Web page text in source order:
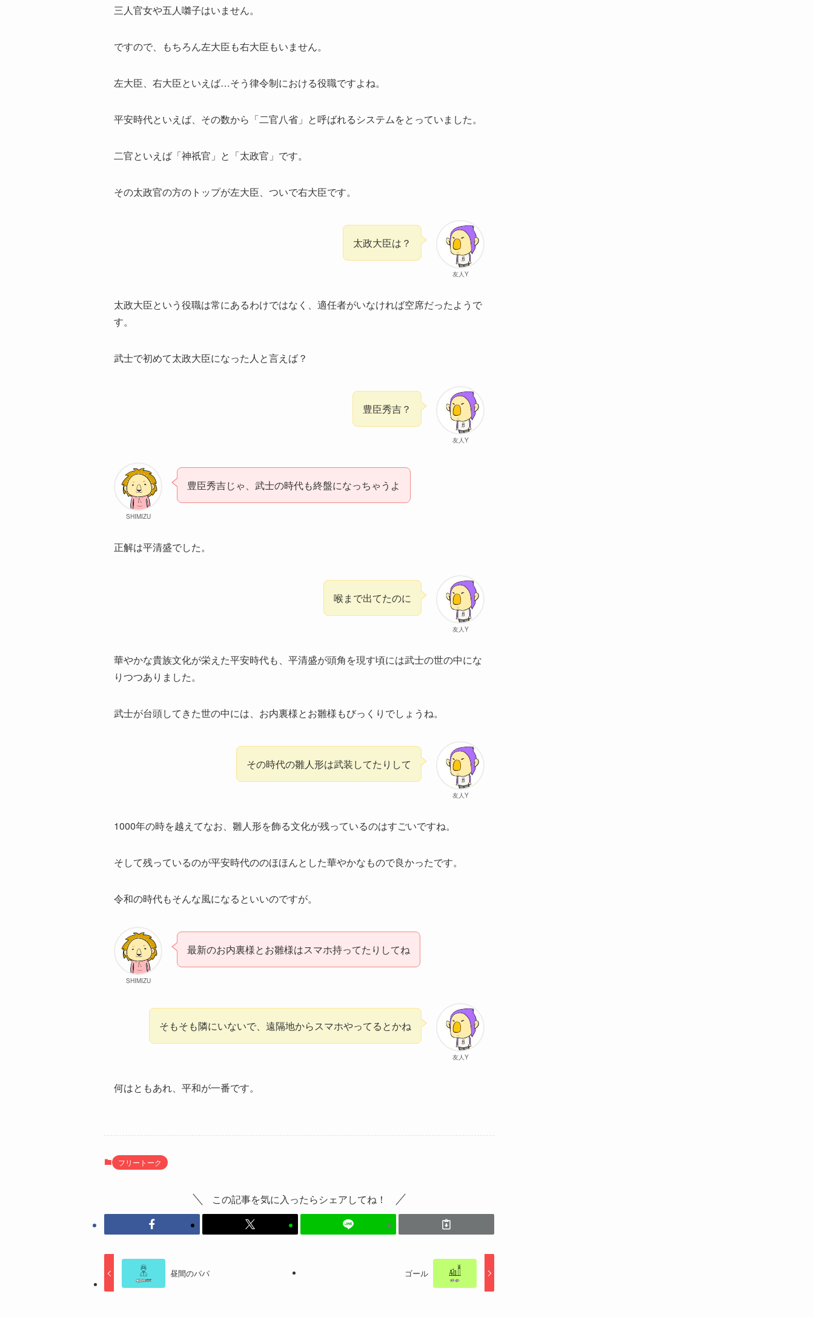
三人官女や五人囃子はいません。
ですので、もちろん左大臣も右大臣もいません。
左大臣、右大臣といえば…そう律令制における役職ですよね。
平安時代といえば、その数から「二官八省」と呼ばれるシステムをとっていました。
二官といえば「神祇官」と「太政官」です。
その太政官の方のトップが左大臣、ついで右大臣です。
友人Y
太政大臣は？
太政大臣という役職は常にあるわけではなく、適任者がいなければ空席だったようで
す。
武士で初めて太政大臣になった人と言えば？
友人Y
豊臣秀吉？
SHIMIZU
豊臣秀吉じゃ、武士の時代も終盤になっちゃうよ
正解は平清盛でした。
友人Y
喉まで出てたのに
華やかな貴族文化が栄えた平安時代も、平清盛が頭角を現す頃には武士の世の中にな
りつつありました。
武士が台頭してきた世の中には、お内裏様とお雛様もびっくりでしょうね。
友人Y
その時代の雛人形は武装してたりして
1000年の時を越えてなお、雛人形を飾る文化が残っているのはすごいですね。
そして残っているのが平安時代ののほほんとした華やかなもので良かったです。
令和の時代もそんな風になるといいのですが。
SHIMIZU
最新のお内裏様とお雛様はスマホ持ってたりしてね
友人Y
そもそも隣にいないで、遠隔地からスマホやってるとかね
何はともあれ、平和が一番です。
フリートーク
この記事を気に入ったらシェアしてね！
昼間のパパ ゴール